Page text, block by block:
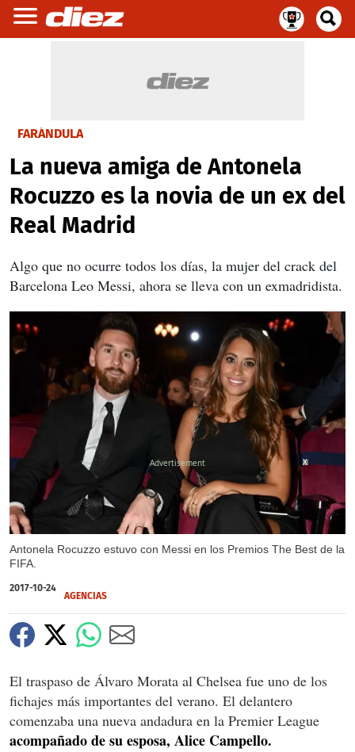
FARÁNDULA
La nueva amiga de Antonela
Rocuzzo es la novia de un ex del
Real Madrid
Algo que no ocurre todos los días, la mujer del crack del
Barcelona Leo Messi, ahora se lleva con un exmadridista.
Antonela Rocuzzo estuvo con Messi en los Premios The Best de la
FIFA.
X
2017-10-24
AGENCIAS
El traspaso de Álvaro Morata al Chelsea fue uno de los
fichajes más importantes del verano. El delantero
comenzaba una nueva andadura en la Premier League
acompañado de su esposa, Alice Campello.